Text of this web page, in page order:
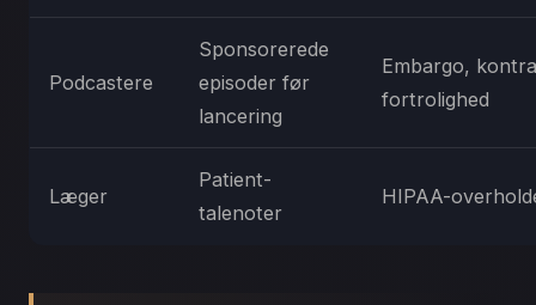
Podcastere
Sponsorerede
episoder før
lancering
Embargo,
fortrolighed
Læger
Patient-
talenoter
HIPAA-